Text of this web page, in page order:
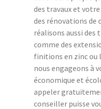
des travaux et
des rénovations de
réalisons aussi des
comme des
finitions en zinc ou
nous engageons à
économique et
appeler
conseiller puisse